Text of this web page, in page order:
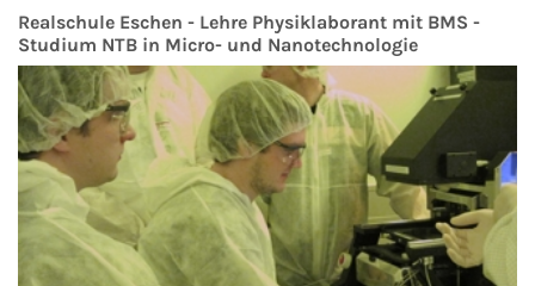
Realschule Eschen - Lehre Physiklaborant mit BMS -
Studium NTB in Micro- und Nanotechnologie